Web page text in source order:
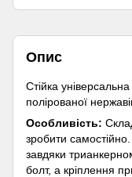
Опис
Стійка
полірованої
Особливість:
зробити
завдяки
болт, а кріплення